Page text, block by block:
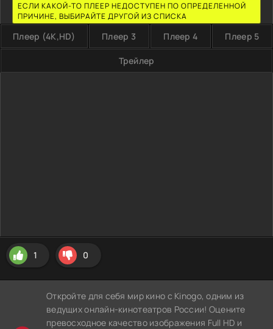
ЕСЛИ КАКОЙ-ТО ПЛЕЕР НЕДОСТУПЕН ПО ОПРЕДЕЛЕННОЙ
ПРИЧИНЕ, ВЫБИРАЙТЕ ДРУГОЙ ИЗ СПИСКА
Плеер (4K,HD) Плеер 3 Плеер 4 Плеер 5
Трейлер
1 0
Откройте для себя мир кино с Kinogo, одним из
ведущих онлайн-кинотеатров России! Оцените
превосходное качество изображения Full HD и